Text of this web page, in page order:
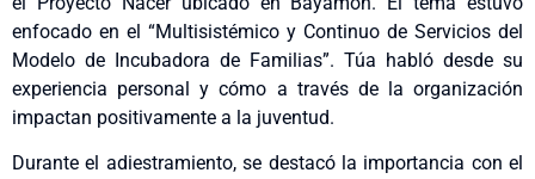
enfocado en el “Multisistémico y Continuo de Servicios del
Modelo de Incubadora de Familias”. Túa habló desde su
experiencia personal y cómo a través de la organización
impactan positivamente a la juventud.
Durante el adiestramiento, se destacó la importancia con el